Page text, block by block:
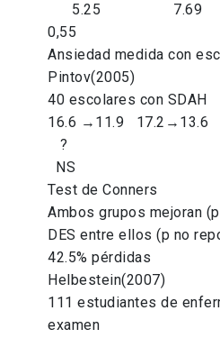
5.25 7.69
0,55
Ansiedad medida con
Pintov(2005)
40 escolares con SDAH
16.6 →11.9 17.2→13.6
?
NS
Test de Conners
Ambos grupos mejoran
DES entre ellos (p no
42.5% pérdidas
Helbestein(2007)
111 estudiantes de
examen